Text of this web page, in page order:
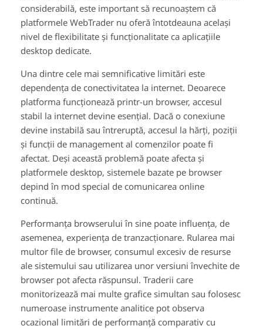
considerabilă, este important să recunoaștem că
platformele WebTrader nu oferă întotdeauna același
nivel de flexibilitate și funcționalitate ca aplicațiile
desktop dedicate.
Una dintre cele mai semnificative limitări este
dependența de conectivitatea la internet. Deoarece
platforma funcționează printr-un browser, accesul
stabil la internet devine esențial. Dacă o conexiune
devine instabilă sau întreruptă, accesul la hărți, poziții
și funcții de management al comenzilor poate fi
afectat. Deși această problemă poate afecta și
platformele desktop, sistemele bazate pe browser
depind în mod special de comunicarea online
continuă.
Performanța browserului în sine poate influența, de
asemenea, experiența de tranzacționare. Rularea mai
multor file de browser, consumul excesiv de resurse
ale sistemului sau utilizarea unor versiuni învechite de
browser pot afecta răspunsul. Traderii care
monitorizează mai multe grafice simultan sau folosesc
numeroase instrumente analitice pot observa
ocazional limitări de performanță comparativ cu